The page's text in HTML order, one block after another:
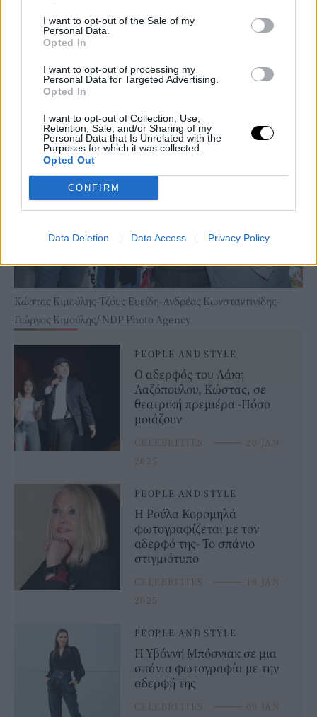
I want to opt-out of the Sale of my
Personal Data.
Opted In
I want to opt-out of processing my
Personal Data for Targeted Advertising.
Opted In
I want to opt-out of Collection, Use,
Retention, Sale, and/or Sharing of my
Personal Data that Is Unrelated with the
Purposes for which it was collected.
Opted Out
CONFIRM
Data Deletion Data Access Privacy Policy
Γιώργος Κιμούλης-Μάρκος Γέττος-Κώστας Κιμούλης/ NDP
Photo Agency
Κώστας Κιμούλης-Τζόυς Ευείδη-Ανδρέας Κωνσταντινίδης-
Γιώργος Κιμούλης/ NDP Photo Agency
PEOPLE AND STYLE
Ο αδερφός του Λάκη
Λαζόπουλου, Κώστας, σε
θεατρική πρεμιέρα -Πόσο
μοιάζουν
CELEBRITIES ⸻ 20 JAN
2025
PEOPLE AND STYLE
Η Ρούλα Κορομηλά
φωτογραφίζεται με τον
αδερφό της- Το σπάνιο
στιγμιότυπο
CELEBRITIES ⸻ 19 JAN
2025
PEOPLE AND STYLE
Η Υβόννη Μπόσνιακ σε μια
σπάνια φωτογραφία με την
αδερφή της
CELEBRITIES ⸻ 09 JAN